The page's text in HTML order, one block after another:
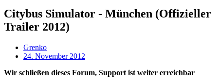
Citybus Simulator - München (Offizieller
Trailer 2012)
Grenko
24. November 2012
Wir schließen dieses Forum, Support ist weiter erreichbar